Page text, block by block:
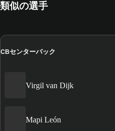
類似の選手
CBセンターバック
Virgil van Dijk
Mapi León